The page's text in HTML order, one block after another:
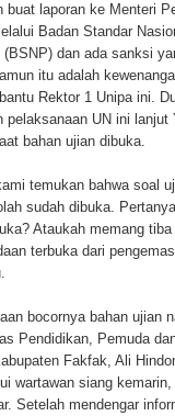
BRI Region 18 Jayapura
Bantuan CSR untuk RS
Polda Papua pada
Indonesia Turns Remote
Frontier into National Food
Mentan Tinjau Program
dan Penanaman Padi di
buat laporan ke Menteri
Badan Standar
(BSNP) dan ada sanksi
itu adalah
Rektor 1 Unipa ini.
pelaksanaan UN ini lanjut
bahan ujian dibuka.
temukan bahwa soal
sudah dibuka.
Ataukah memang
terbuka dari
bocornya bahan ujian
Pendidikan, Pemuda
Fakfak, Ali
wartawan siang kemarin,
Setelah mendengar